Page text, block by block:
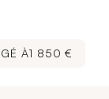
À1 850 €